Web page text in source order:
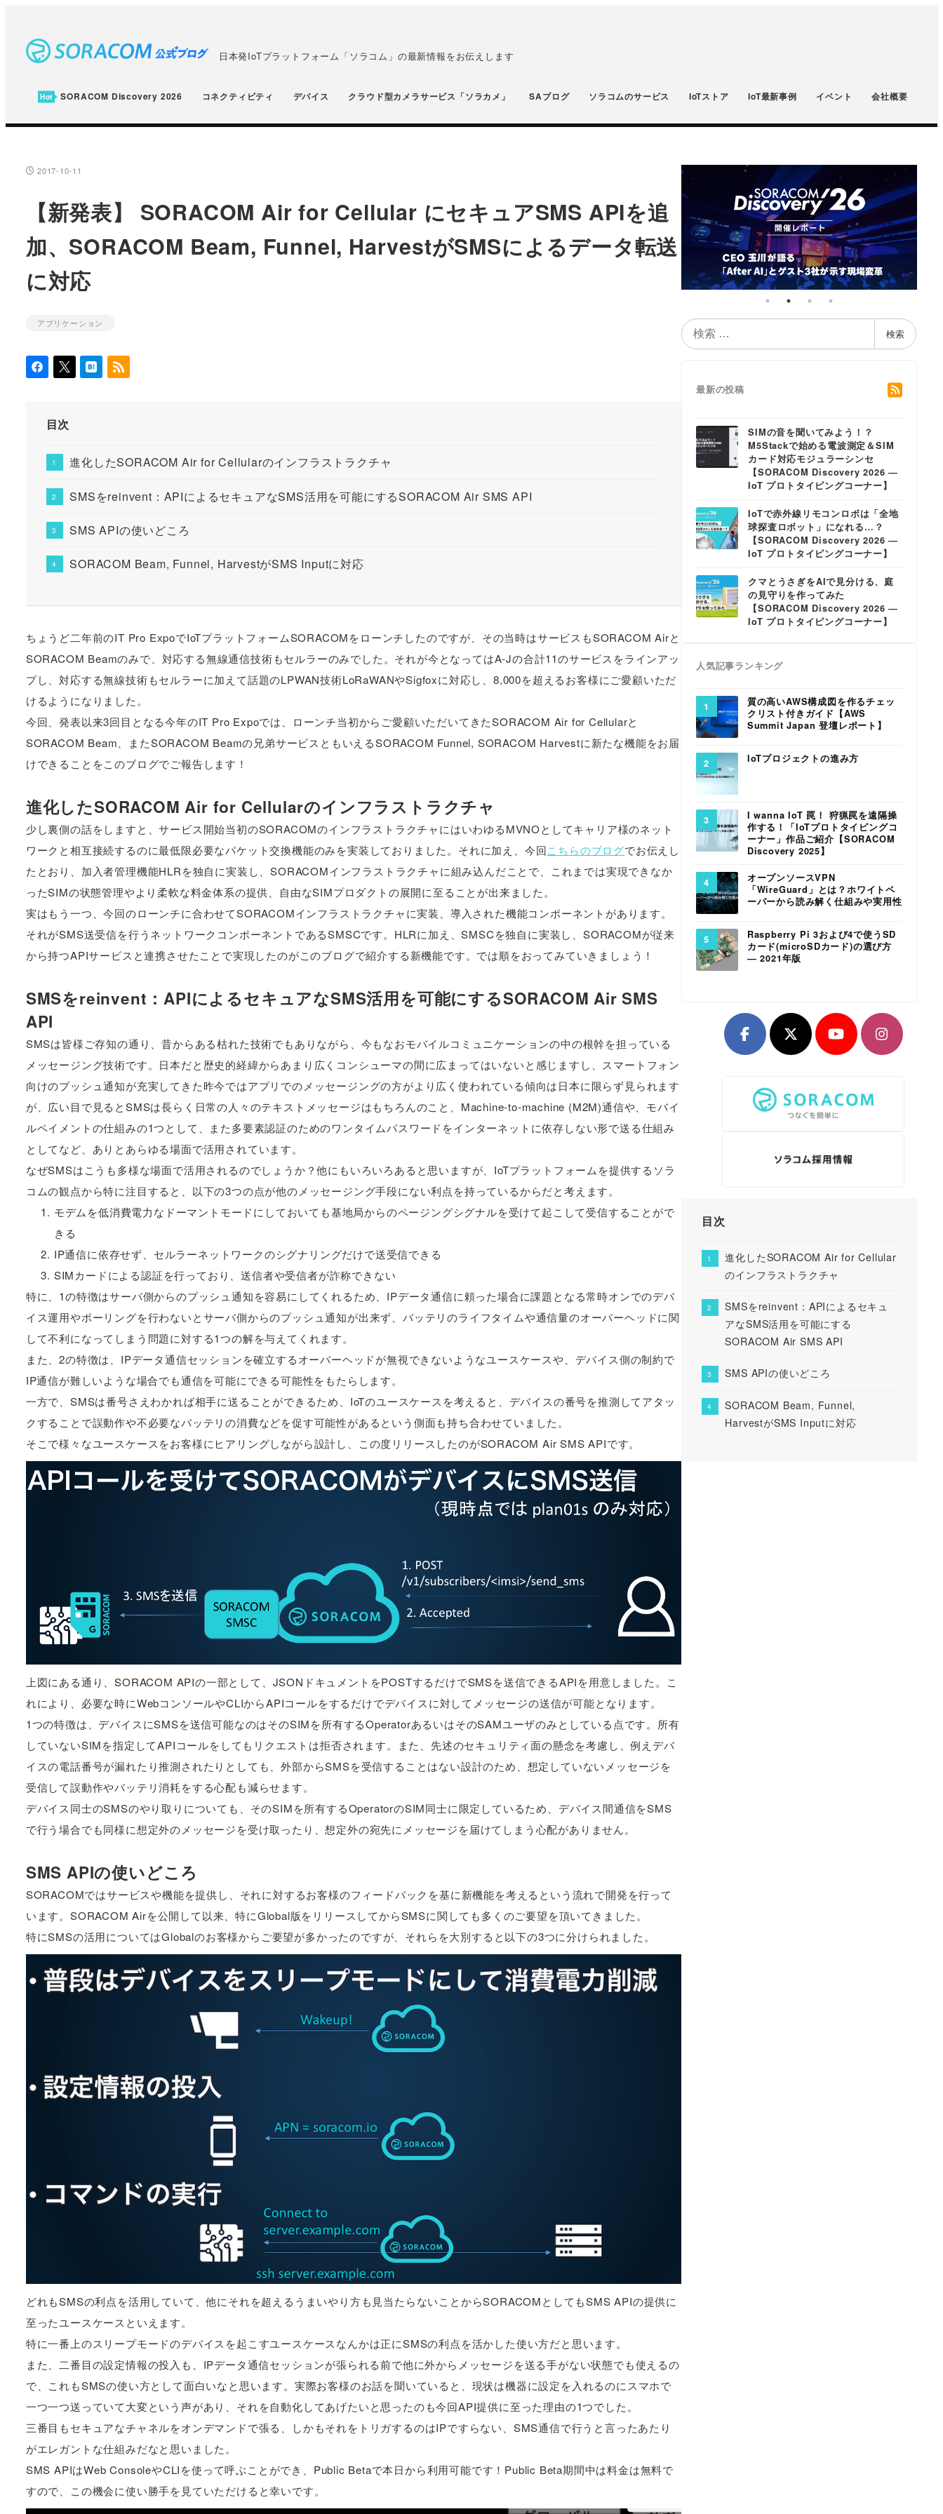
ン
日本発IoTプラットフォーム「ソラコム」の最新情報をお伝えします
SORACOM Discovery 2026 コネクティビティ デバイス クラウド型カメラサービス「ソラカメ」 SAブログ ソラコムのサービス IoTストア IoT最新事例 イベント 会社概要
投稿日
2017-10-11
【新発表】 SORACOM Air for Cellular にセキュアSMS APIを追
加、SORACOM Beam, Funnel, HarvestがSMSによるデータ転送
に対応
カテゴリー
アプリケーション
目次
進化したSORACOM Air for Cellularのインフラストラクチャ
SMSをreinvent：APIによるセキュアなSMS活用を可能にするSORACOM Air SMS API
SMS APIの使いどころ
SORACOM Beam, Funnel, HarvestがSMS Inputに対応
ちょうど二年前のIT Pro ExpoでIoTプラットフォームSORACOMをローンチしたのですが、その当時はサービスもSORACOM Airと
SORACOM Beamのみで、対応する無線通信技術もセルラーのみでした。それが今となってはA-Jの合計11のサービスをラインアッ
プし、対応する無線技術もセルラーに加えて話題のLPWAN技術LoRaWANやSigfoxに対応し、8,000を超えるお客様にご愛顧いただ
けるようになりました。
今回、発表以来3回目となる今年のIT Pro Expoでは、ローンチ当初からご愛顧いただいてきたSORACOM Air for Cellularと
SORACOM Beam、またSORACOM Beamの兄弟サービスともいえるSORACOM Funnel, SORACOM Harvestに新たな機能をお届
けできることをこのブログでご報告します！
進化したSORACOM Air for Cellularのインフラストラクチャ
少し裏側の話をしますと、サービス開始当初のSORACOMのインフラストラクチャにはいわゆるMVNOとしてキャリア様のネット
ワークと相互接続するのに最低限必要なパケット交換機能のみを実装しておりました。それに加え、今回こちらのブログでお伝えし
たとおり、加入者管理機能HLRを独自に実装し、SORACOMインフラストラクチャに組み込んだことで、これまでは実現できなか
ったSIMの状態管理やより柔軟な料金体系の提供、自由なSIMプロダクトの展開に至ることが出来ました。
実はもう一つ、今回のローンチに合わせてSORACOMインフラストラクチャに実装、導入された機能コンポーネントがあります。
それがSMS送受信を行うネットワークコンポーネントであるSMSCです。HLRに加え、SMSCを独自に実装し、SORACOMが従来
から持つAPIサービスと連携させたことで実現したのがこのブログで紹介する新機能です。では順をおってみていきましょう！
SMSをreinvent：APIによるセキュアなSMS活用を可能にするSORACOM Air SMS
API
SMSは皆様ご存知の通り、昔からある枯れた技術でもありながら、今もなおモバイルコミュニケーションの中の根幹を担っている
メッセージング技術です。日本だと歴史的経緯からあまり広くコンシューマの間に広まってはいないと感じますし、スマートフォン
向けのプッシュ通知が充実してきた昨今ではアプリでのメッセージングの方がより広く使われている傾向は日本に限らず見られます
が、広い目で見るとSMSは長らく日常の人々のテキストメッセージはもちろんのこと、Machine-to-machine (M2M)通信や、モバイ
ルペイメントの仕組みの1つとして、また多要素認証のためのワンタイムパスワードをインターネットに依存しない形で送る仕組み
としてなど、ありとあらゆる場面で活用されています。
なぜSMSはこうも多様な場面で活用されるのでしょうか？他にもいろいろあると思いますが、IoTプラットフォームを提供するソラ
コムの観点から特に注目すると、以下の3つの点が他のメッセージング手段にない利点を持っているからだと考えます。
モデムを低消費電力なドーマントモードにしておいても基地局からのページングシグナルを受けて起こして受信することがで
きる
IP通信に依存せず、セルラーネットワークのシグナリングだけで送受信できる
SIMカードによる認証を行っており、送信者や受信者が詐称できない
特に、1の特徴はサーバ側からのプッシュ通知を容易にしてくれるため、IPデータ通信に頼った場合に課題となる常時オンでのデバ
イス運用やポーリングを行わないとサーバ側からのプッシュ通知が出来ず、バッテリのライフタイムや通信量のオーバーヘッドに関
して不利になってしまう問題に対する1つの解を与えてくれます。
また、2の特徴は、IPデータ通信セッションを確立するオーバーヘッドが無視できないようなユースケースや、デバイス側の制約で
IP通信が難しいような場合でも通信を可能にできる可能性をもたらします。
一方で、SMSは番号さえわかれば相手に送ることができるため、IoTのユースケースを考えると、デバイスの番号を推測してアタッ
クすることで誤動作や不必要なバッテリの消費などを促す可能性があるという側面も持ち合わせていました。
そこで様々なユースケースをお客様にヒアリングしながら設計し、この度リリースしたのがSORACOM Air SMS APIです。
上図にある通り、SORACOM APIの一部として、JSONドキュメントをPOSTするだけでSMSを送信できるAPIを用意しました。こ
れにより、必要な時にWebコンソールやCLIからAPIコールをするだけでデバイスに対してメッセージの送信が可能となります。
1つの特徴は、デバイスにSMSを送信可能なのはそのSIMを所有するOperatorあるいはそのSAMユーザのみとしている点です。所有
していないSIMを指定してAPIコールをしてもリクエストは拒否されます。また、先述のセキュリティ面の懸念を考慮し、例えデバ
イスの電話番号が漏れたり推測されたりとしても、外部からSMSを受信することはない設計のため、想定していないメッセージを
受信して誤動作やバッテリ消耗をする心配も減らせます。
デバイス同士のSMSのやり取りについても、そのSIMを所有するOperatorのSIM同士に限定しているため、デバイス間通信をSMS
で行う場合でも同様に想定外のメッセージを受け取ったり、想定外の宛先にメッセージを届けてしまう心配がありません。
SMS APIの使いどころ
SORACOMではサービスや機能を提供し、それに対するお客様のフィードバックを基に新機能を考えるという流れで開発を行って
います。SORACOM Airを公開して以来、特にGlobal版をリリースしてからSMSに関しても多くのご要望を頂いてきました。
特にSMSの活用についてはGlobalのお客様からご要望が多かったのですが、それらを大別すると以下の3つに分けられました。
どれもSMSの利点を活用していて、他にそれを超えるうまいやり方も見当たらないことからSORACOMとしてもSMS APIの提供に
至ったユースケースといえます。
特に一番上のスリープモードのデバイスを起こすユースケースなんかは正にSMSの利点を活かした使い方だと思います。
また、二番目の設定情報の投入も、IPデータ通信セッションが張られる前で他に外からメッセージを送る手がない状態でも使えるの
で、これもSMSの使い方として面白いなと思います。実際お客様のお話を聞いていると、現状は機器に設定を入れるのにスマホで
一つ一つ送っていて大変という声があり、それを自動化してあげたいと思ったのも今回API提供に至った理由の1つでした。
三番目もセキュアなチャネルをオンデマンドで張る、しかもそれをトリガするのはIPですらない、SMS通信で行うと言ったあたり
がエレガントな仕組みだなと思いました。
SMS APIはWeb ConsoleやCLIを使って呼ぶことができ、Public Betaで本日から利用可能です！Public Beta期間中は料金は無料で
すので、この機会に使い勝手を見ていただけると幸いです。
検
索
検索
最新の投稿
SIMの音を聞いてみよう！？
M5Stackで始める電波測定＆SIM
カード対応モジュラーシンセ
【SORACOM Discovery 2026 ―
IoT プロトタイピングコーナー】
IoTで赤外線リモコンロボは「全地
球探査ロボット」になれる…？
【SORACOM Discovery 2026 ―
IoT プロトタイピングコーナー】
クマとうさぎをAIで見分ける、庭
の見守りを作ってみた
【SORACOM Discovery 2026 ―
IoT プロトタイピングコーナー】
人気記事ランキング
質の高いAWS構成図を作るチェッ
クリスト付きガイド【AWS
Summit Japan 登壇レポート】
IoTプロジェクトの進み方
I wanna IoT 罠！ 狩猟罠を遠隔操
作する！「IoTプロトタイピングコ
ーナー」作品ご紹介【SORACOM
Discovery 2025】
オープンソースVPN
「WireGuard」とは？ホワイトペ
ーパーから読み解く仕組みや実用性
Raspberry Pi 3および4で使うSD
カード(microSDカード)の選び方
― 2021年版
目次
進化したSORACOM Air for Cellular
のインフラストラクチャ
SMSをreinvent：APIによるセキュ
アなSMS活用を可能にする
SORACOM Air SMS API
SMS APIの使いどころ
SORACOM Beam, Funnel,
HarvestがSMS Inputに対応